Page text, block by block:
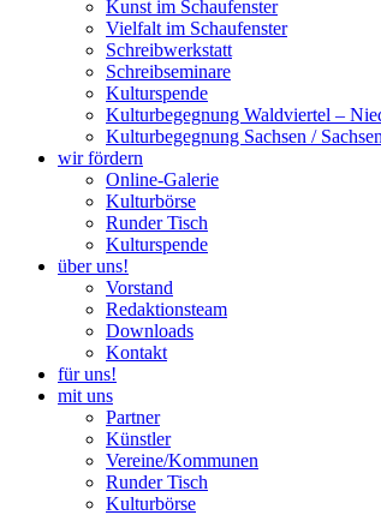
Kunst im Schaufenster
Vielfalt im Schaufenster
Schreibwerkstatt
Schreibseminare
Kulturspende
Kulturbegegnung Waldviertel –
Kulturbegegnung Sachsen /
wir fördern
Online-Galerie
Kulturbörse
Runder Tisch
Kulturspende
über uns!
Vorstand
Redaktionsteam
Downloads
Kontakt
für uns!
mit uns
Partner
Künstler
Vereine/Kommunen
Runder Tisch
Kulturbörse